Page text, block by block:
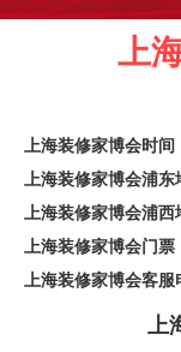
上
上海装修家博会时间
上海装修家博会浦东
上海装修家博会浦西
上海装修家博会门票
上海装修家博会客服